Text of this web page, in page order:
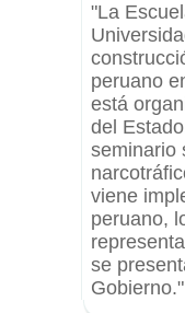
"La
peruano
está
del
seminario
viene
peruano,
se
Gobierno."